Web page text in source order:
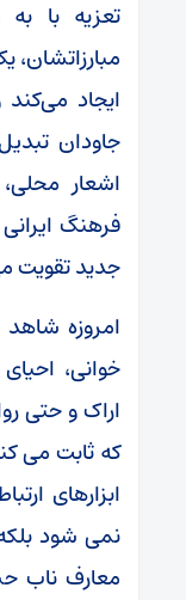
تعزیه با
ایجاد
جاودان
اشعار
فرهنگ
جدید تقویت
امروزه
خوانی،
اراک و حتی
که ثابت می
ابزارهای
نمی شود
معارف ناب